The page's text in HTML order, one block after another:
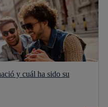
y cuál ha sido su